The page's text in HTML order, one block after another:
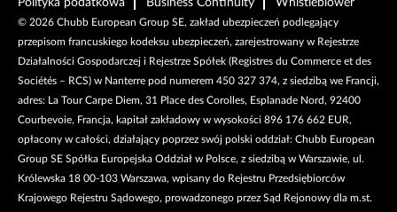
© 2026 Chubb European Group SE, zakład ubezpieczeń podlegający
przepisom francuskiego kodeksu ubezpieczeń, zarejestrowany w Rejestrze
Działalności Gospodarczej i Rejestrze Spółek (Registres du Commerce et des
Sociétés – RCS) w Nanterre pod numerem 450 327 374, z siedzibą we Francji,
adres: La Tour Carpe Diem, 31 Place des Corolles, Esplanade Nord, 92400
Courbevoie, Francja, kapitał zakładowy w wysokości 896 176 662 EUR,
opłacony w całości, działający poprzez swój polski oddział: Chubb European
Group SE Spółka Europejska Oddział w Polsce, z siedzibą w Warszawie, ul.
Królewska 18 00-103 Warszawa, wpisany do Rejestru Przedsiębiorców
Krajowego Rejestru Sądowego, prowadzonego przez Sąd Rejonowy dla m.st.